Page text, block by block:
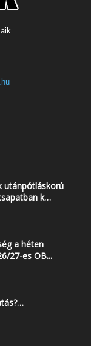
utánpótláskorú
k…
a héten
27-es OB...